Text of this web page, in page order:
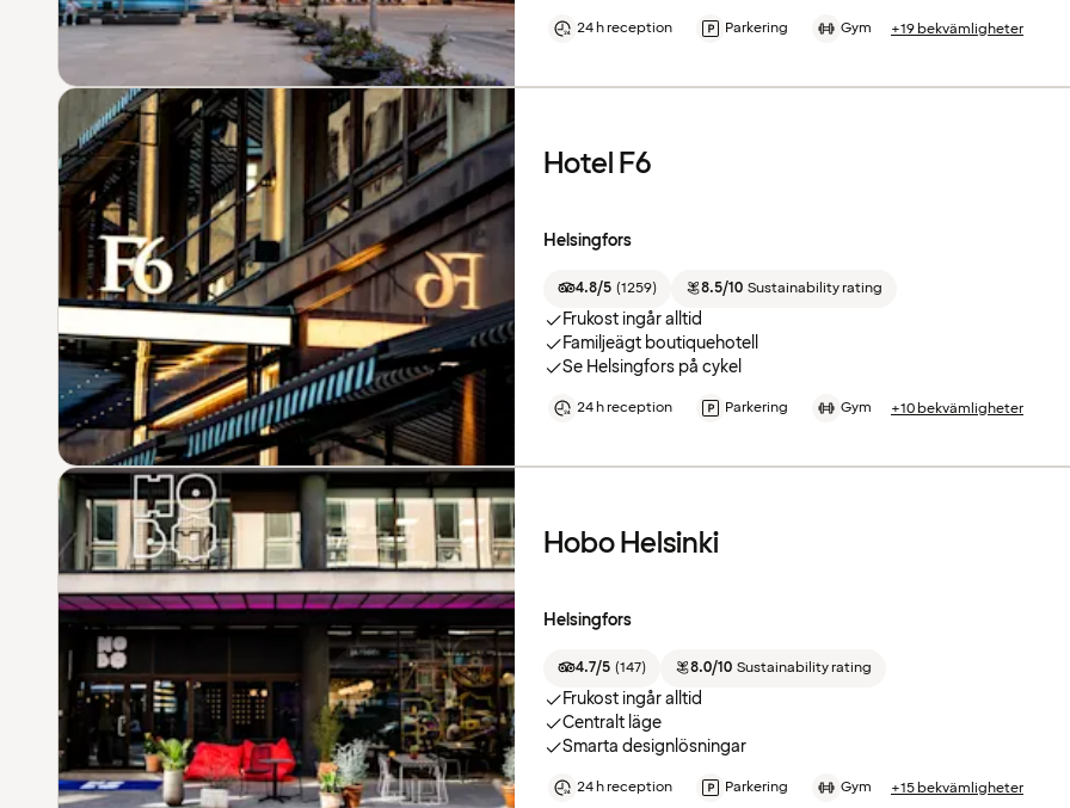
24 h reception Parkering Gym +19 bekvämligheter
Hotel F6
Helsingfors
4.8/5 (1259) 8.5/10 Sustainability rating
Frukost ingår alltid
Familjeägt boutiquehotell
Se Helsingfors på cykel
24 h reception Parkering Gym +10 bekvämligheter
Hobo Helsinki
Helsingfors
4.7/5 (147) 8.0/10 Sustainability rating
Frukost ingår alltid
Centralt läge
Smarta designlösningar
24 h reception Parkering Gym +15 bekvämligheter